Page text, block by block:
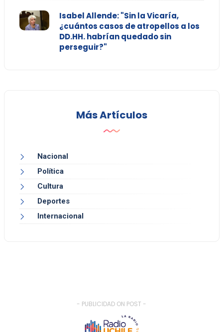
Isabel Allende: "Sin la Vicaría,
¿cuántos casos de atropellos a los
DD.HH. habrían quedado sin
perseguir?"
Más Artículos
Nacional
Política
Cultura
Deportes
Internacional
- PUBLICIDAD ON POST -